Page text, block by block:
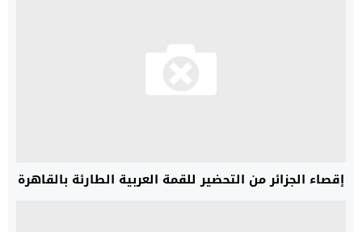
إقصاء الجزائر من التحضير للقمة العربية الطارئة بالقاهرة